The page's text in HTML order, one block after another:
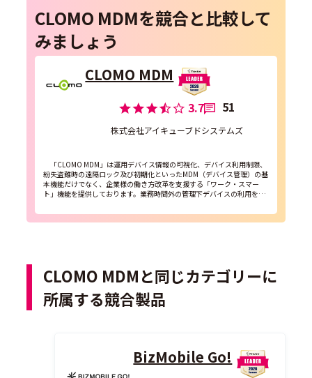
CLOMO MDMを競合と比較して
みましょう
CLOMO MDM
3.7 51
株式会社アイキューブドシステムズ
「CLOMO MDM」は運用デバイス情報の可視化、デバイス利用制限、
紛失盗難時の遠隔ロック及び初期化といったMDM（デバイス管理）の基
本機能だけでなく、企業様の働き方改革を支援する「ワーク・スマー
ト」機能を提供しております。業務時間外の管理下デバイスの利用を制
CLOMO MDMと同じカテゴリーに
所属する競合製品
BizMobile Go!